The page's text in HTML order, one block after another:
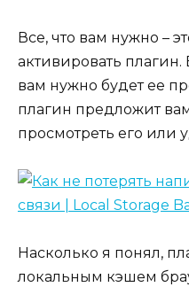
Все, что вам нужно –
активировать плагин.
вам нужно будет ее
плагин предложит
просмотреть его или
Насколько я понял,
локальным кэшем